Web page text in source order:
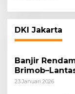
DKI Jakarta
Banjir
Polri Siagakan
23 Januari 2026